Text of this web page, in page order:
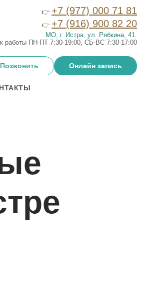
👉 +7 (977) 000 71 81
👉 +7 (916) 900 82 20
МО, г. Истра, ул. Рябкина, 41.
работы ПН-ПТ 7:30-19:00, СБ-ВС 7:30-17:00
Позвонить Онлайн запись